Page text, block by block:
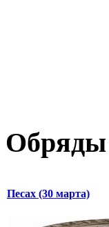
Обряды
Песах (30 марта)